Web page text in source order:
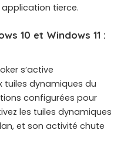
application tierce.
10 et Windows 11 :
s’active
tuiles dynamiques du
configurées pour
les tuiles dynamiques
et son activité chute